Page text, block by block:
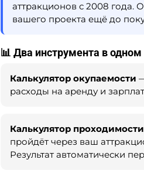
аттракционов с 2008 года.
вашего проекта ещё до
📊 Два инструмента в одном
Калькулятор окупаемости
расходы на аренду и
Калькулятор проходимости
пройдёт через ваш
Результат автоматически